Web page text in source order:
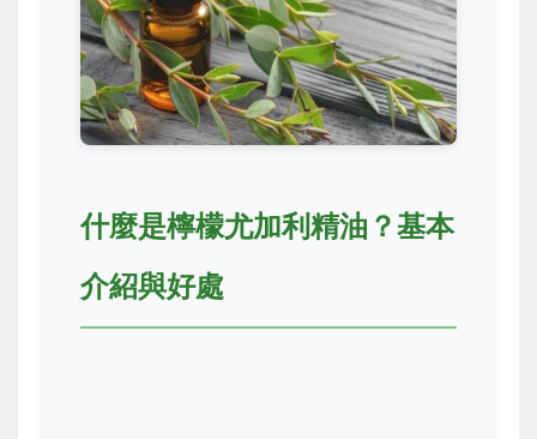
什麼是檸檬尤加利精油？基本
介紹與好處